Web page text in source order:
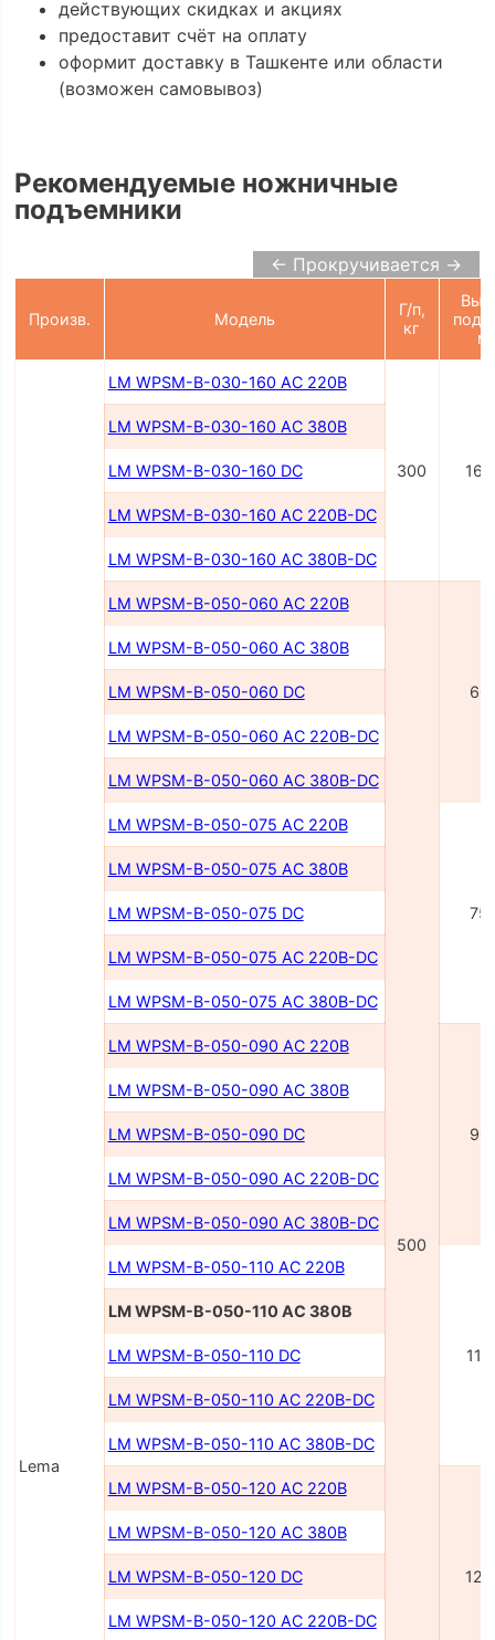
действующих скидках и акциях
предоставит счёт на оплату
оформит доставку в Ташкенте или области
(возможен самовывоз)
Рекомендуемые ножничные
подъемники
← Прокручивается →
Произв. Модель
Г/п,
кг
Lema
LM WPSM-B-030-160 AC 220В
300
LM WPSM-B-030-160 AC 380В
LM WPSM-B-030-160 DC
LM WPSM-B-030-160 AC 220B-DC
LM WPSM-B-030-160 AC 380B-DC
LM WPSM-B-050-060 AC 220B
500
LM WPSM-B-050-060 AC 380B
LM WPSM-B-050-060 DC
LM WPSM-B-050-060 AC 220В-DC
LM WPSM-B-050-060 AC 380В-DC
LM WPSM-B-050-075 AC 220В
LM WPSM-B-050-075 AC 380В
LM WPSM-B-050-075 DC
LM WPSM-B-050-075 AC 220В-DC
LM WPSM-B-050-075 AC 380В-DC
LM WPSM-B-050-090 AC 220В
LM WPSM-B-050-090 AC 380В
LM WPSM-B-050-090 DC
LM WPSM-B-050-090 AC 220В-DC
LM WPSM-B-050-090 AC 380В-DC
LM WPSM-B-050-110 AC 220В
LM WPSM-B-050-110 AC 380В
LM WPSM-B-050-110 DC
LM WPSM-B-050-110 AC 220В-DC
LM WPSM-B-050-110 AC 380В-DC
LM WPSM-B-050-120 AC 220В
LM WPSM-B-050-120 AC 380В
LM WPSM-B-050-120 DC
LM WPSM-B-050-120 AC 220В-DC